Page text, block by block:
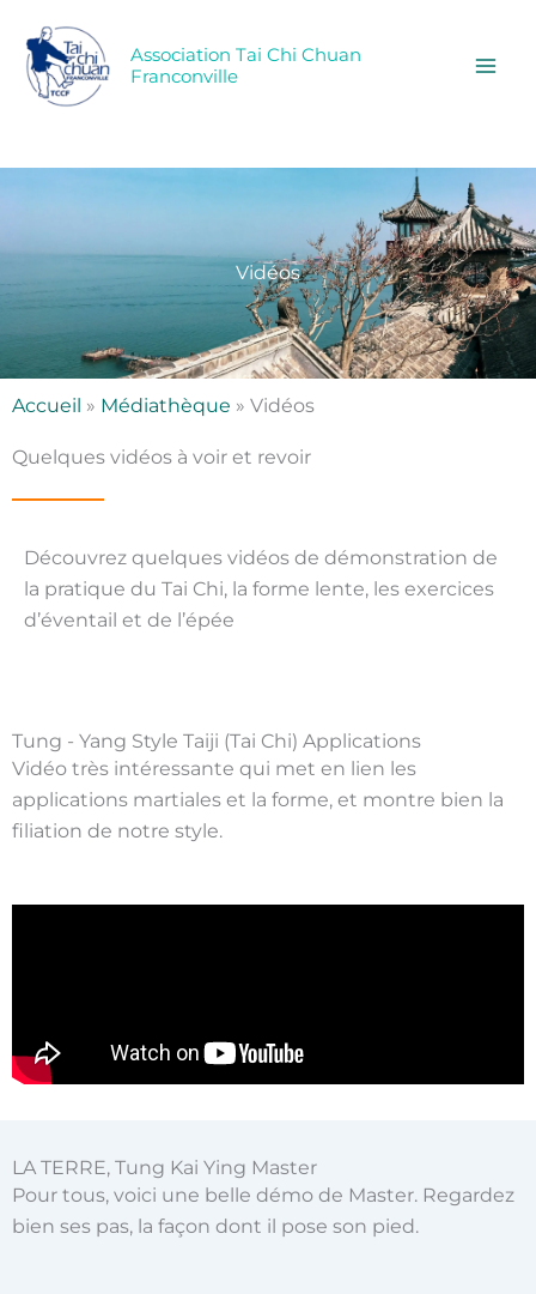
contenu
Association Tai Chi Chuan
Franconville
Vidéos
Accueil » Médiathèque » Vidéos
Quelques vidéos à voir et revoir
Découvrez quelques vidéos de démonstration de
la pratique du Tai Chi, la forme lente, les exercices
d’éventail et de l’épée
Tung - Yang Style Taiji (Tai Chi) Applications
Vidéo très intéressante qui met en lien les
applications martiales et la forme, et montre bien la
filiation de notre style.
LA TERRE, Tung Kai Ying Master
Pour tous, voici une belle démo de Master. Regardez
bien ses pas, la façon dont il pose son pied.